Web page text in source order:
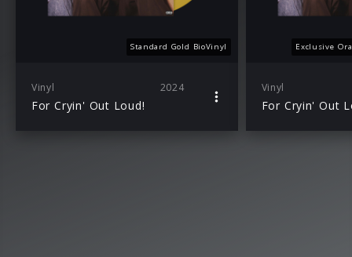
Standard Gold BioVinyl
Vinyl 2024
For Cryin' Out Loud!
Exclusive
Vinyl
For Cryin' Out